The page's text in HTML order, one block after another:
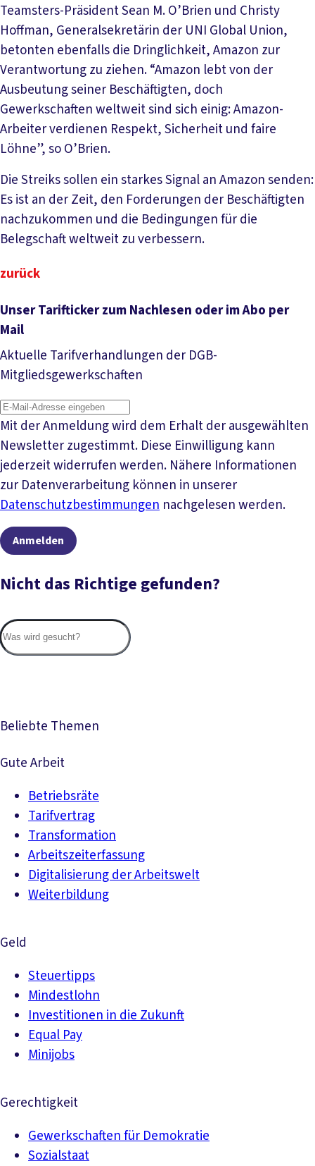
Teamsters-Präsident Sean M. O’Brien und Christy
Hoffman, Generalsekretärin der UNI Global Union,
betonten ebenfalls die Dringlichkeit, Amazon zur
Verantwortung zu ziehen. “Amazon lebt von der
Ausbeutung seiner Beschäftigten, doch
Gewerkschaften weltweit sind sich einig: Amazon-
Arbeiter verdienen Respekt, Sicherheit und faire
Löhne”, so O’Brien.
Die Streiks sollen ein starkes Signal an Amazon senden:
Es ist an der Zeit, den Forderungen der Beschäftigten
nachzukommen und die Bedingungen für die
Belegschaft weltweit zu verbessern.
zurück
Unser Tarifticker zum Nachlesen oder im Abo per
Mail
Aktuelle Tarifverhandlungen der DGB-
Mitgliedsgewerkschaften
Mit der Anmeldung wird dem Erhalt der ausgewählten
Newsletter zugestimmt. Diese Einwilligung kann
jederzeit widerrufen werden. Nähere Informationen
zur Datenverarbeitung können in unserer
Datenschutzbestimmungen nachgelesen werden.
Anmelden
Nicht das Richtige gefunden?
Beliebte Themen
Gute Arbeit
Betriebsräte
Tarifvertrag
Transformation
Arbeitszeiterfassung
Digitalisierung der Arbeitswelt
Weiterbildung
Geld
Steuertipps
Mindestlohn
Investitionen in die Zukunft
Equal Pay
Minijobs
Gerechtigkeit
Gewerkschaften für Demokratie
Sozialstaat